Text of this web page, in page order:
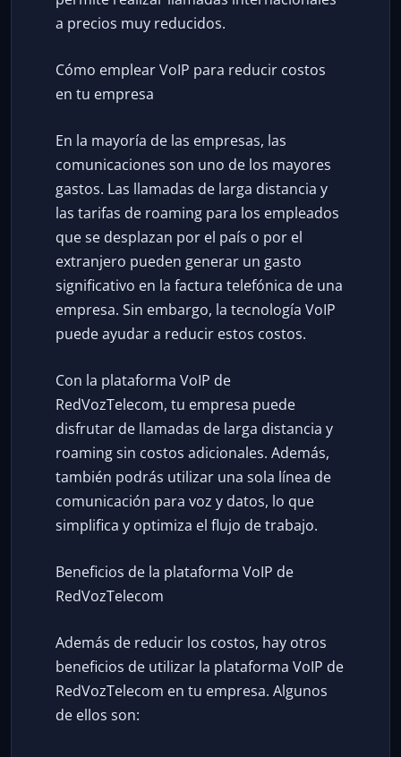
a precios muy reducidos.
Cómo emplear VoIP para reducir costos
en tu empresa
En la mayoría de las empresas, las
comunicaciones son uno de los mayores
gastos. Las llamadas de larga distancia y
las tarifas de roaming para los empleados
que se desplazan por el país o por el
extranjero pueden generar un gasto
significativo en la factura telefónica de una
empresa. Sin embargo, la tecnología VoIP
puede ayudar a reducir estos costos.
Con la plataforma VoIP de
RedVozTelecom, tu empresa puede
disfrutar de llamadas de larga distancia y
roaming sin costos adicionales. Además,
también podrás utilizar una sola línea de
comunicación para voz y datos, lo que
simplifica y optimiza el flujo de trabajo.
Beneficios de la plataforma VoIP de
RedVozTelecom
Además de reducir los costos, hay otros
beneficios de utilizar la plataforma VoIP de
RedVozTelecom en tu empresa. Algunos
de ellos son: